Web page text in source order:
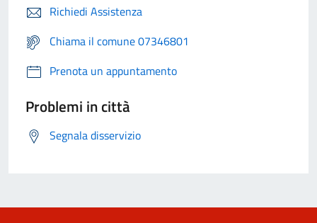
Richiedi Assistenza
Chiama il comune 07346801
Prenota un appuntamento
Problemi in città
Segnala disservizio